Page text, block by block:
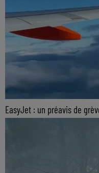
EasyJet : un préavis de